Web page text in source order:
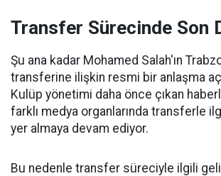
Transfer Sürecinde Son
Şu ana kadar Mohamed Salah'ın
transferine ilişkin resmi bir anlaşma
Kulüp yönetimi daha önce çıkan
farklı medya organlarında transferle
yer almaya devam ediyor.
Bu nedenle transfer süreciyle ilgili